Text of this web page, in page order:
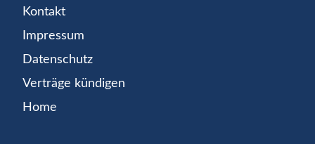
Kontakt
Impressum
Datenschutz
Verträge kündigen
Home